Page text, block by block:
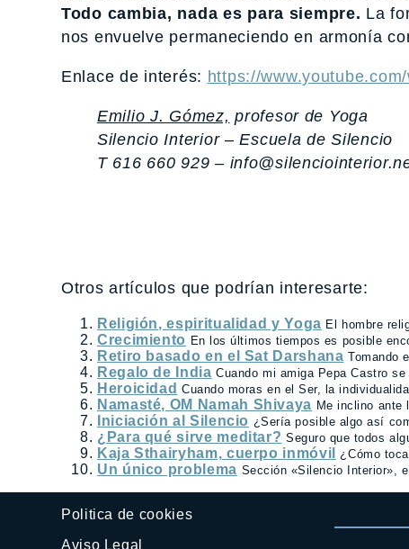
Todo cambia, nada es para siempre. La
nos envuelve permaneciendo en armonía
Enlace de interés: https://
Emilio J. Gómez, profesor de Yoga
Silencio Interior – Escuela de Silencio
T 616 660 929 –
Otros artículos que podrían interesarte:
Religión, espiritualidad y Yoga El hombre
Crecimiento En los últimos tiempos es posible
Retiro basado en el Sat Darshana Tomando
Regalo de India Cuando mi amiga Pepa Castro se
Heroicidad Cuando moras en el Ser, la
Namasté, OM Namah Shivaya Me inclino ante
Iniciación al Silencio ¿Sería posible algo así
¿Para qué sirve meditar? Seguro que todos
Kaja Sthairyham, cuerpo inmóvil ¿Cómo
Un único problema Sección «Silencio Interior»,
Politica de cookies
Aviso Legal